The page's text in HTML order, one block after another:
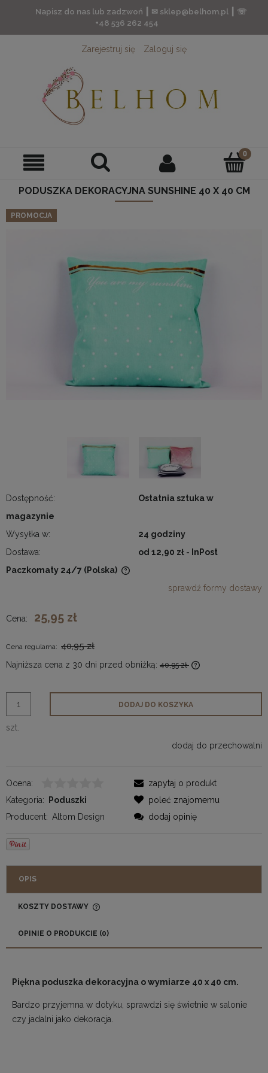
Napisz do nas lub zadzwoń ┃ ✉ sklep@belhom.pl ┃ ☏
+48 536 262 454
Zarejestruj się Zaloguj się
PODUSZKA DEKORACYJNA SUNSHINE 40 X 40 CM
PROMOCJA
Dostępność:
Ostatnia sztuka w
magazynie
Wysyłka w:
24 godziny
Dostawa:
od 12,90 zł - InPost
Paczkomaty 24/7 (Polska)
sprawdź formy dostawy
Cena: 25,95 zł
Cena regularna: 40,95 zł
Najniższa cena z 30 dni przed obniżką: 40,95 zł
momentu, kiedy
szt.
DODAJ DO KOSZYKA
dodaj do przechowalni
Ocena:
Kategoria:
Poduszki
Producent: Altom Design
zapytaj o produkt
poleć znajomemu
dodaj opinię
OPIS
KOSZTY DOSTAWY
OPINIE O PRODUKCIE (0)
Piękna poduszka dekoracyjna o wymiarze 40 x 40 cm.
Bardzo przyjemna w dotyku, sprawdzi się świetnie w salonie
czy jadalni jako dekoracja.